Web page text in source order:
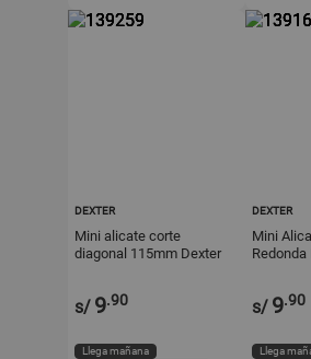
DEXTER
Mini alicate corte
diagonal 115mm Dexter
s/ 9.90
Llega mañana
DEXTER
Mini
s/ 9.90
Llega